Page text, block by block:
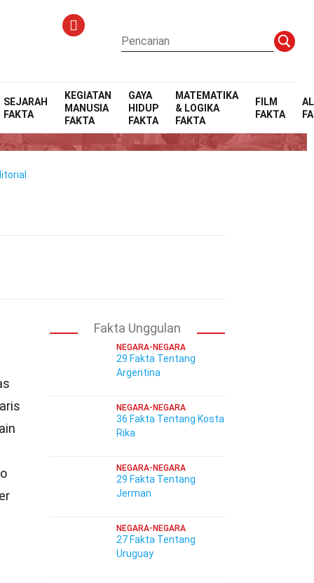
SEJARAH
FAKTA
KEGIATAN
MANUSIA
FAKTA
GAYA
HIDUP
FAKTA
MATEMATIKA
& LOGIKA
FAKTA
FILM
FAKTA
Fakta Unggulan
NEGARA-NEGARA
29 Fakta Tentang
Argentina
NEGARA-NEGARA
36 Fakta Tentang Kosta
Rika
NEGARA-NEGARA
29 Fakta Tentang
Jerman
NEGARA-NEGARA
27 Fakta Tentang
Uruguay